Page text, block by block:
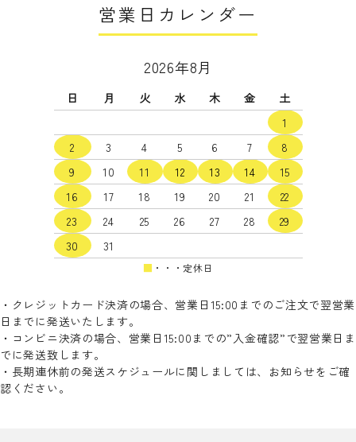
カテゴリー
検索する
営業日カレンダー
2026年8月
日 月 火 水 木 金
土
1
2
3 4 5 6 7
8
9
10 11 12 13 14
15
16
17 18 19 20 21
22
23
24 25 26 27 28
29
30
31
■ ・・・定休日
・クレジットカード決済の場合、営業日15:00までのご注文で翌営業
日までに発送いたします。
・コンビニ決済の場合、営業日15:00までの”入金確認”で翌営業日ま
でに発送致します。
・長期連休前の発送スケジュールに関しましては、お知らせをご確
認ください。